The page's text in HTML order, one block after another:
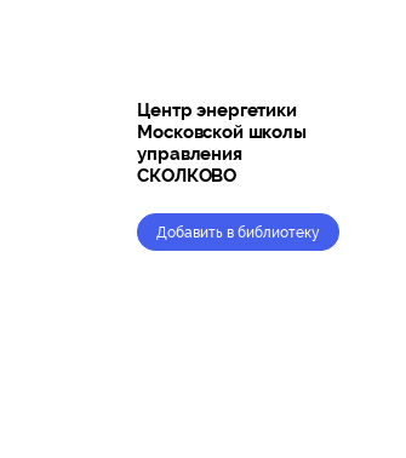
Центр энергетики
Московской школы
управления
СКОЛКОВО
Добавить в библиотеку